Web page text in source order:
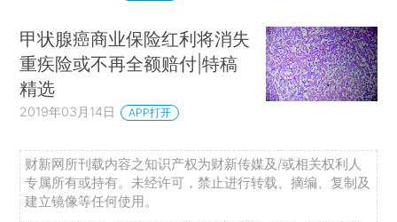
甲状腺癌商业保险红利将消失
重疾险或不再全额赔付|特稿
精选
2019年03月14日 APP打开
财新网所刊载内容之知识产权为财新传媒及/或相关权利人
专属所有或持有。未经许可，禁止进行转载、摘编、复制及
建立镜像等任何使用。